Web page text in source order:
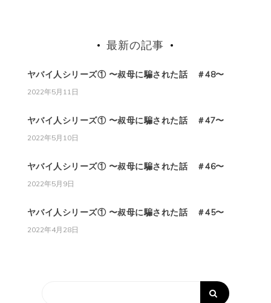
最新の記事
ヤバイ人シリーズ① 〜叔母に騙された話 ＃48〜
2022年5月11日
ヤバイ人シリーズ① 〜叔母に騙された話 ＃47〜
2022年5月10日
ヤバイ人シリーズ① 〜叔母に騙された話 ＃46〜
2022年5月9日
ヤバイ人シリーズ① 〜叔母に騙された話 ＃45〜
2022年4月28日